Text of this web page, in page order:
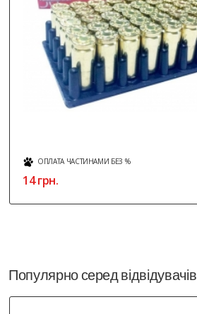
ОПЛАТА ЧАСТИНАМИ БЕЗ %
14 грн.
Популярно серед відвідувачів